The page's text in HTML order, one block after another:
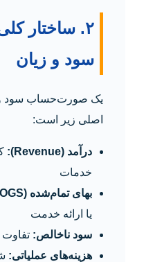
۲. ساختار
سود و زیان
یک صورت‌حساب سود
اصلی زیر است:
درآمد (Revenue):
خدمات
بهای تمام‌شده (COGS):
یا ارائه خدمت
سود ناخالص: تفاوت
هزینه‌های عملیاتی: